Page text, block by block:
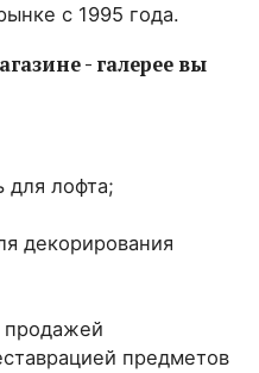
с 1995 года.
- галерее вы
для лофта;
декорирования
продажей
предметов